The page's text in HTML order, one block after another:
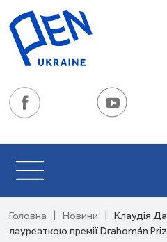
Головна Новини
Клаудія
лауреаткою премії Drahomán